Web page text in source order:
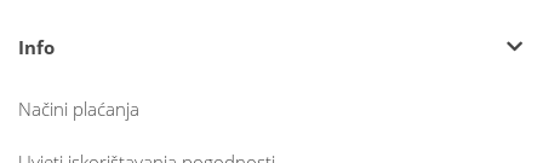
Info
Načini plaćanja